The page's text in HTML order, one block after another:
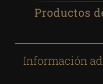
Productos
Información